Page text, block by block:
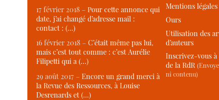
17 février 2018 –Pour cette annonce qui
date, j’ai changé d’adresse mail :
contact : (…)
16 février 2018 –C’était même pas lui,
mais c’est tout comme : c’est Aurélie
Filipetti qui a (…)
29 août 2017 –Encore un grand merci à
la Revue des Ressources, à Louise
Desrenards et (…)
Mentions légales
Ours
Utilisation des
d’auteurs
Inscrivez-vous
de la RdR
ni contenu)